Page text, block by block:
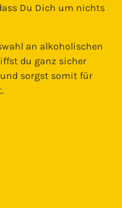
Du Dich um nichts
an alkoholischen
du ganz sicher
und sorgst somit für